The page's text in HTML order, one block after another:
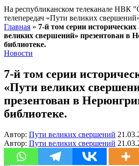
На республиканском телеканале НВК
телепередач «Пути великих
Главная » 7-й том серии
великих свершений» презентован в
библиотеке.
Новости
7-й том серии
«Пути великих
презентован в
библиотеке.
Автор: Пути великих свершений
Автор: Пути великих свершений